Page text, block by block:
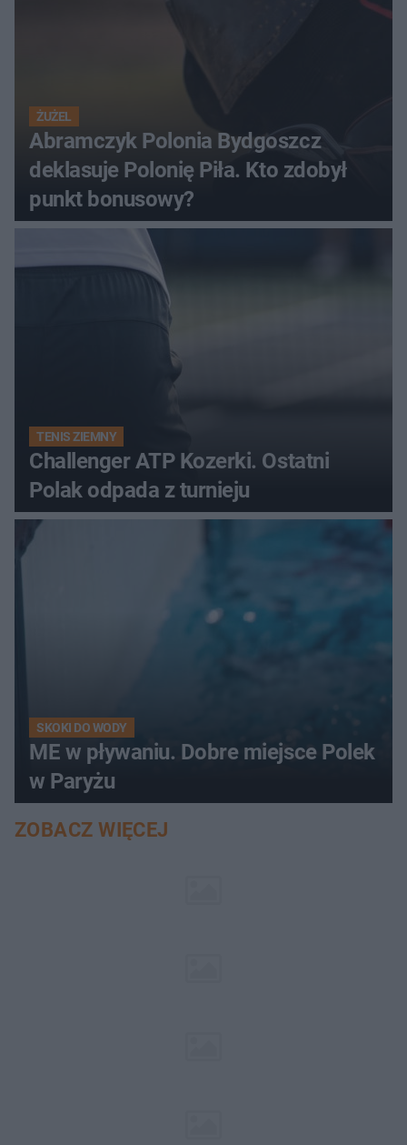
ŻUŻEL
Abramczyk Polonia Bydgoszcz
deklasuje Polonię Piła. Kto zdobył
punkt bonusowy?
TENIS ZIEMNY
Challenger ATP Kozerki. Ostatni
Polak odpada z turnieju
SKOKI DO WODY
ME w pływaniu. Dobre miejsce Polek
w Paryżu
ZOBACZ WIĘCEJ